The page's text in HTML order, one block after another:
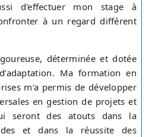
d'effectuer mon stage à
à un regard différent
déterminée et dotée
Ma formation en
m'a permis de développer
en gestion de projets et
seront des atouts dans la
et dans la réussite des